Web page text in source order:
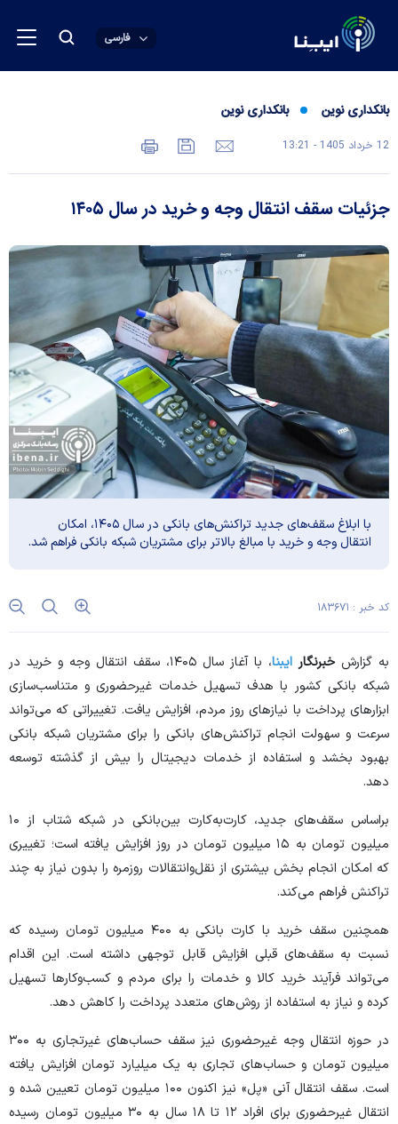
فارسی
بانکداری نوین بانکداری نوین
12 خرداد 1405 - 13:21
جزئیات سقف انتقال وجه و خرید در سال ۱۴۰۵
با ابلاغ سقف‌های جدید تراکنش‌های بانکی در سال ۱۴۰۵، امکان
انتقال وجه و خرید با مبالغ بالاتر برای مشتریان شبکه بانکی فراهم شد.
کد خبر : ۱۸۳۶۷۱
به گزارش خبرنگار ایبنا
، با آغاز سال ۱۴۰۵، سقف انتقال وجه و خرید در
شبکه بانکی کشور با هدف تسهیل خدمات غیرحضوری و متناسب‌سازی
ابزار‌های پرداخت با نیاز‌های روز مردم، افزایش یافت. تغییراتی که می‌تواند
سرعت و سهولت انجام تراکنش‌های بانکی را برای مشتریان شبکه بانکی
بهبود بخشد و استفاده از خدمات دیجیتال را بیش از گذشته توسعه
دهد.
براساس سقف‌های جدید، کارت‌به‌کارت بین‌بانکی در شبکه شتاب از ۱۰
میلیون تومان به ۱۵ میلیون تومان در روز افزایش یافته است؛ تغییری
که امکان انجام بخش بیشتری از نقل‌وانتقالات روزمره را بدون نیاز به چند
تراکنش فراهم می‌کند.
همچنین سقف خرید با کارت بانکی به ۴۰۰ میلیون تومان رسیده که
نسبت به سقف‌های قبلی افزایش قابل توجهی داشته است. این اقدام
می‌تواند فرآیند خرید کالا و خدمات را برای مردم و کسب‌وکار‌ها تسهیل
کرده و نیاز به استفاده از روش‌های متعدد پرداخت را کاهش دهد.
در حوزه انتقال وجه غیرحضوری نیز سقف حساب‌های غیرتجاری به ۳۰۰
میلیون تومان و حساب‌های تجاری به یک میلیارد تومان افزایش یافته
است. سقف انتقال آنی «پل» نیز اکنون ۱۰۰ میلیون تومان تعیین شده و
انتقال غیرحضوری برای افراد ۱۲ تا ۱۸ سال به ۳۰ میلیون تومان رسیده